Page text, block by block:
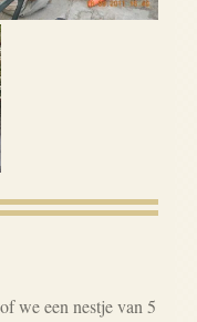
we een nestje van 5